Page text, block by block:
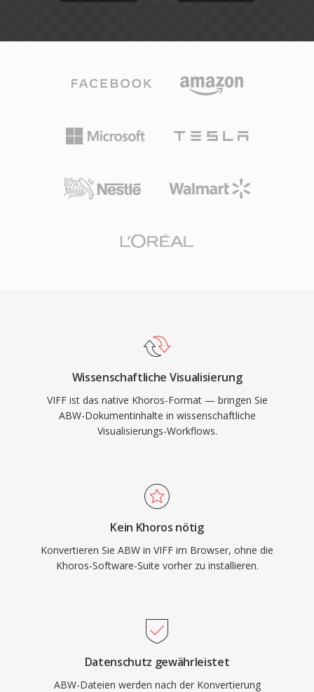
Wissenschaftliche Visualisierung
VIFF ist das native Khoros-Format — bringen Sie
ABW-Dokumentinhalte in wissenschaftliche
Visualisierungs-Workflows.
Kein Khoros nötig
Konvertieren Sie ABW in VIFF im Browser, ohne die
Khoros-Software-Suite vorher zu installieren.
Datenschutz gewährleistet
ABW-Dateien werden nach der Konvertierung